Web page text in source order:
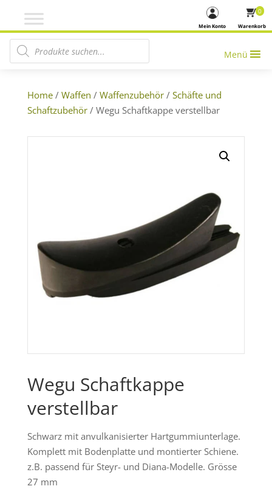
Warenkorb
0
Mein Konto
Products search
Menü
Home/ Waffen / Waffenzubehör/ Schäfte und
Schaftzubehör/ Wegu Schaftkappe verstellbar
Wegu Schaftkappe
verstellbar
Schwarz mit anvulkanisierter Hartgummiunterlage.
Komplett mit Bodenplatte und montierter Schiene.
z.B. passend für Steyr- und Diana-Modelle. Grösse
27 mm